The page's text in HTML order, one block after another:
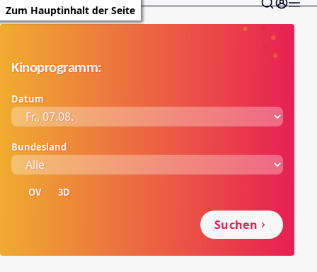
Zum Hauptinhalt der Seite
Kinoprogramm:
Datum
Bundesland
OV 3D
Suchen